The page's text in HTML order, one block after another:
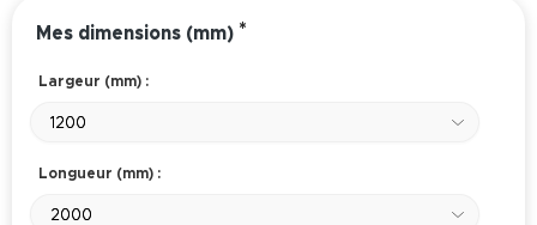
Mes dimensions (mm) *
Largeur (mm) :
1200
Longueur (mm) :
2000